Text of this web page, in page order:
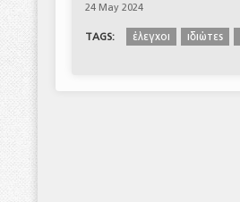
24 May 2024
TAGS: έλεγχοι ιδιώτες